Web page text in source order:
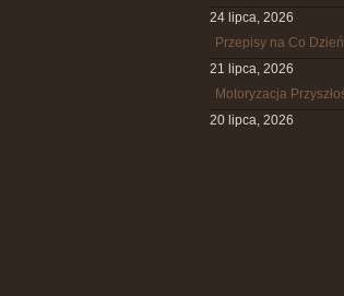
24 lipca, 2026
Przepisy na Co Dzień
21 lipca, 2026
Motoryzacja
20 lipca, 2026